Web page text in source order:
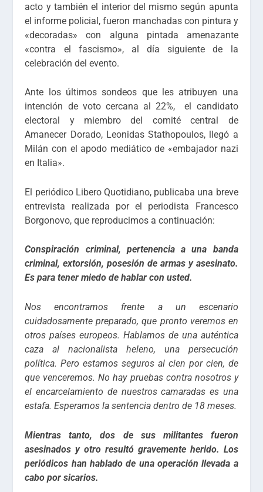
acto y también el interior del mismo según apunta
el informe policial, fueron manchadas con pintura y
«decoradas» con alguna pintada amenazante
«contra el fascismo», al día siguiente de la
celebración del evento.
Ante los últimos sondeos que les atribuyen una
intención de voto cercana al 22%, el candidato
electoral y miembro del comité central de
Amanecer Dorado, Leonidas Stathopoulos, llegó a
Milán con el apodo mediático de «embajador nazi
en Italia».
El periódico Libero Quotidiano, publicaba una breve
entrevista realizada por el periodista Francesco
Borgonovo, que reproducimos a continuación:
Conspiración criminal, pertenencia a una banda
criminal, extorsión, posesión de armas y asesinato.
Es para tener miedo de hablar con usted.
Nos encontramos frente a un escenario
cuidadosamente preparado, que pronto veremos en
otros países europeos. Hablamos de una auténtica
caza al nacionalista heleno, una persecución
política. Pero estamos seguros al cien por cien, de
que venceremos. No hay pruebas contra nosotros y
el encarcelamiento de nuestros camaradas es una
estafa. Esperamos la sentencia dentro de 18 meses.
Mientras tanto, dos de sus militantes fueron
asesinados y otro resultó gravemente herido. Los
periódicos han hablado de una operación llevada a
cabo por sicarios.